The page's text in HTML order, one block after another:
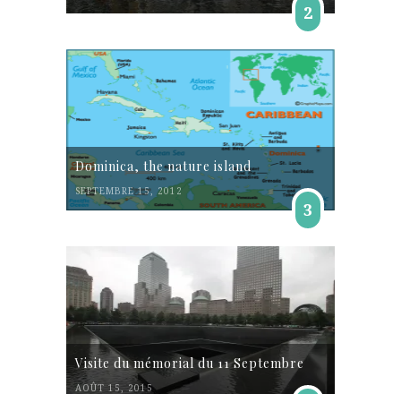
2
Dominica, the nature island
SEPTEMBRE 15, 2012
3
Visite du mémorial du 11 Septembre
AOÛT 15, 2015